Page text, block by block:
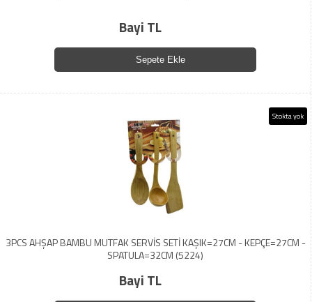
Bayi TL
Sepete Ekle
Stokta yok
3PCS AHŞAP BAMBU MUTFAK SERVİS SETİ KAŞIK=27CM - KEPÇE=27CM -
SPATULA=32CM (5224)
Bayi TL